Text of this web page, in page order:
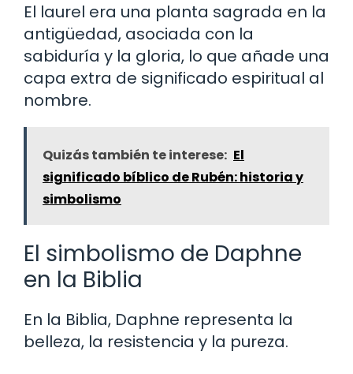
El laurel era una planta sagrada en la
antigüedad, asociada con la
sabiduría y la gloria, lo que añade una
capa extra de significado espiritual al
nombre.
Quizás también te interese: El
significado bíblico de Rubén: historia y
simbolismo
El simbolismo de Daphne
en la Biblia
En la Biblia, Daphne representa la
belleza, la resistencia y la pureza.